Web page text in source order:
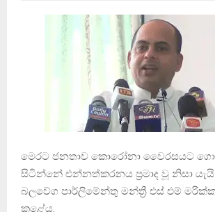
මෙරට ජනතාව කොරෝනා වෛරසයට
සිටින්නේ එන්නත්කරනය ප්‍රමාද වූ නිසා
බලවේග පාර්ලිමේන්තු මන්ත්‍රී එස් එම්
කළේය.